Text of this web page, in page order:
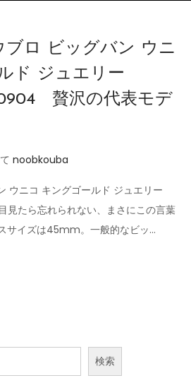
ロ ビッグバン ウニ
ド ジュエリー
贅沢の代表モデ
noobkouba
ウニコ キングゴールド ジュエリー
見たら忘れられない、まさにこの言葉
サイズは45mm。一般的なビッ…
検索